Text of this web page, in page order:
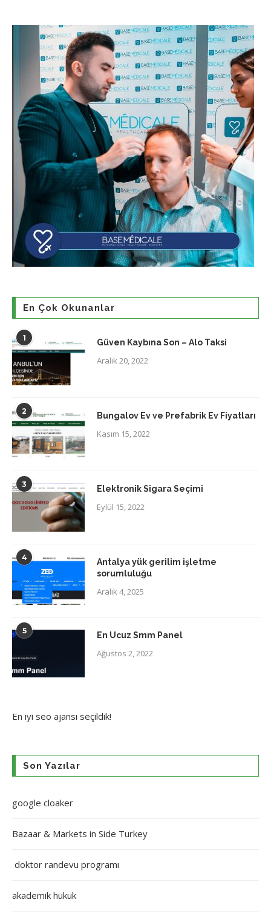
En Çok Okunanlar
1 Güven Kaybına Son – Alo Taksi
Aralık 20, 2022
2 Bungalov Ev ve Prefabrik Ev Fiyatları
Kasım 15, 2022
3 Elektronik Sigara Seçimi
Eylül 15, 2022
4
Antalya yük gerilim işletme
sorumluluğu
Aralık 4, 2025
5 En Ucuz Smm Panel
Ağustos 2, 2022
En iyi seo ajansı seçildik!
Son Yazılar
google cloaker
Bazaar & Markets in Side Turkey
doktor randevu programı
akademik hukuk